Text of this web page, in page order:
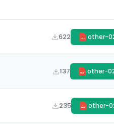
622 PDF other-
137 PDF other-
235 PDF other-